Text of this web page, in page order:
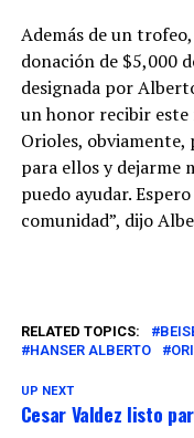
Además de un
donación de $5,000
designada por
un honor recibir este
Orioles,
para ellos y dejarme
puedo ayudar.
comunidad”, dijo
RELATED TOPICS:
HANSER ALBERTO
UP NEXT
Cesar Valdez listo